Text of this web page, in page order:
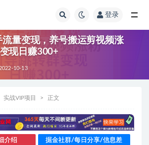
登录
流量变现，养号搬运剪视频涨
现日赚300+
2022-10-13
实战VIP项目 正文
介绍 掘金社群/每日分享/信息差